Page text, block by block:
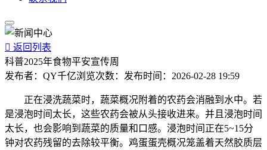
 返回列表
科普2025年食物平安宣传周
发布者： QY千亿浏览次数： 发布时间： 2026-02-28 19:59
正在浸洗蔬菜时，蔬菜概况附着的农药会消融到水中。若
是浸泡时间太长，这些农药会被从头接收进来。并且浸泡时间
太长，也会影响到蔬菜的质量和口感。浸泡时间正在5~15分
钟对农药残留的去除较平衡。鸡蛋蛋壳概况笼盖着天然胶质层